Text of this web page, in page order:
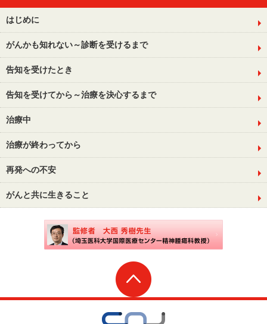
はじめに
がんかも知れない～診断を受けるまで
告知を受けたとき
告知を受けてから～治療を決心するまで
治療中
治療が終わってから
再発への不安
がんと共に生きること